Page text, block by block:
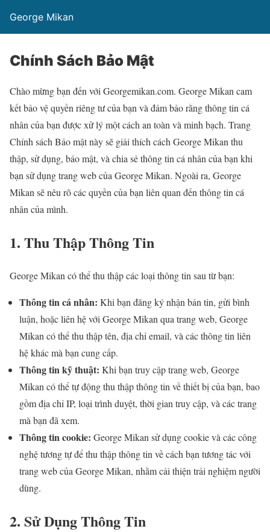
George Mikan
Chính Sách Bảo Mật
Chào mừng bạn đến với Georgemikan.com. George Mikan cam
kết bảo vệ quyền riêng tư của bạn và đảm bảo rằng thông tin cá
nhân của bạn được xử lý một cách an toàn và minh bạch. Trang
Chính sách Bảo mật này sẽ giải thích cách George Mikan thu
thập, sử dụng, bảo mật, và chia sẻ thông tin cá nhân của bạn khi
bạn sử dụng trang web của George Mikan. Ngoài ra, George
Mikan sẽ nêu rõ các quyền của bạn liên quan đến thông tin cá
nhân của mình.
1. Thu Thập Thông Tin
George Mikan có thể thu thập các loại thông tin sau từ bạn:
Thông tin cá nhân: Khi bạn đăng ký nhận bản tin, gửi bình
luận, hoặc liên hệ với George Mikan qua trang web, George
Mikan có thể thu thập tên, địa chỉ email, và các thông tin liên
hệ khác mà bạn cung cấp.
Thông tin kỹ thuật: Khi bạn truy cập trang web, George
Mikan có thể tự động thu thập thông tin về thiết bị của bạn, bao
gồm địa chỉ IP, loại trình duyệt, thời gian truy cập, và các trang
mà bạn đã xem.
Thông tin cookie: George Mikan sử dụng cookie và các công
nghệ tương tự để thu thập thông tin về cách bạn tương tác với
trang web của George Mikan, nhằm cải thiện trải nghiệm người
dùng.
2. Sử Dụng Thông Tin